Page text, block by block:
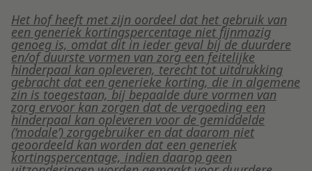
Het hof heeft met zijn oordeel dat het gebruik van
een generiek kortingspercentage niet fijnmazig
genoeg is, omdat dit in ieder geval bij de duurdere
en/of duurste vormen van zorg een feitelijke
hinderpaal kan opleveren, terecht tot uitdrukking
gebracht dat een generieke korting, die in algemene
zin is toegestaan, bij bepaalde dure vormen van
zorg ervoor kan zorgen dat de vergoeding een
hinderpaal kan opleveren voor de gemiddelde
(‘modale’) zorggebruiker en dat daarom niet
geoordeeld kan worden dat een generiek
kortingspercentage, indien daarop geen